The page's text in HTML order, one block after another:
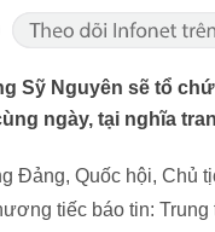
Sỹ Nguyên sẽ tổ
ngày, tại nghĩa
Đảng, Quốc hội, Chủ
tiếc báo tin: